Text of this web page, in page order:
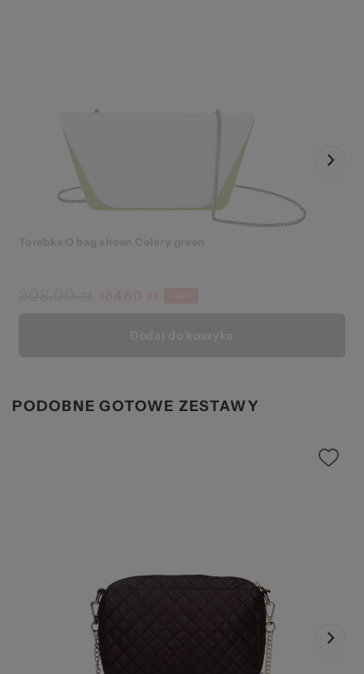
PODOBNE GOTOWE ZESTAWY